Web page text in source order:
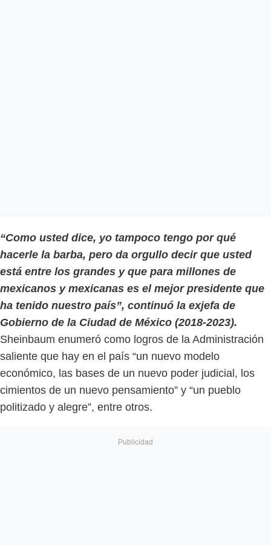
“Como usted dice, yo tampoco tengo por qué
hacerle la barba, pero da orgullo decir que usted
está entre los grandes y que para millones de
mexicanos y mexicanas es el mejor presidente que
ha tenido nuestro país”, continuó la exjefa de
Gobierno de la Ciudad de México (2018-2023).
Sheinbaum enumeró como logros de la Administración
saliente que hay en el país “un nuevo modelo
económico, las bases de un nuevo poder judicial, los
cimientos de un nuevo pensamiento” y “un pueblo
politizado y alegre”, entre otros.